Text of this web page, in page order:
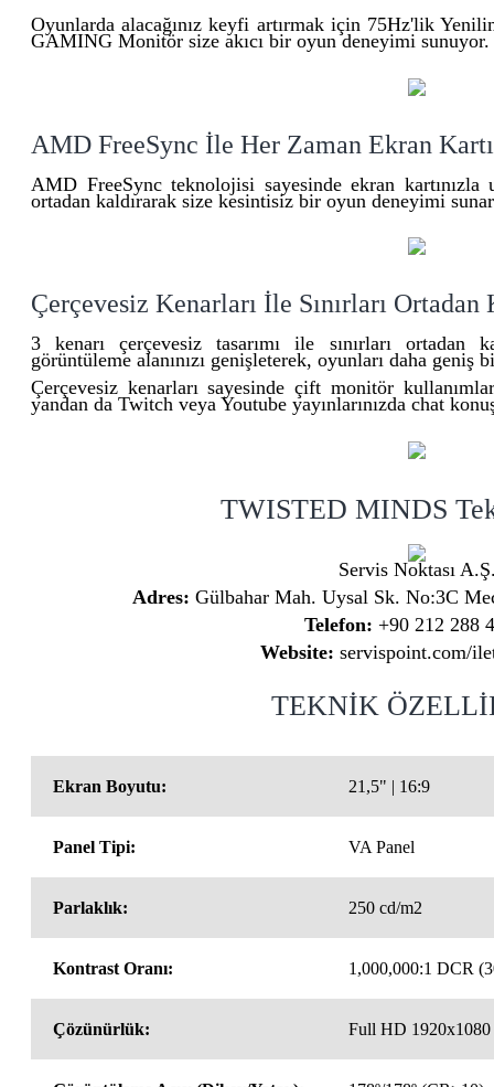
Oyunlarda alacağınız keyfi artırmak için 75Hz'lik
GAMING Monitör size akıcı bir oyun deneyimi sunuyor.
AMD FreeSync İle Her Zaman Ekran
AMD FreeSync teknolojisi sayesinde ekran kartınızla
ortadan kaldırarak size kesintisiz bir oyun deneyimi
Çerçevesiz Kenarları İle Sınırları Ortadan
3 kenarı çerçevesiz tasarımı ile sınırları ortadan
görüntüleme alanınızı genişleterek, oyunları daha
Çerçevesiz kenarları sayesinde çift monitör
yandan da Twitch veya Youtube yayınlarınızda chat
TWISTED MINDS
Servis Noktası
Adres: Gülbahar Mah. Uysal Sk. No:3C
Telefon: +90 212 288
Website: servispoint.com/
TEKNİK
Ekran Boyutu: 21,5" | 16:9
Panel Tipi: VA Panel
Parlaklık: 250 cd/m2
Kontrast Oranı: 1,000,000:1 DCR
Çözünürlük: Full HD 1920x1080